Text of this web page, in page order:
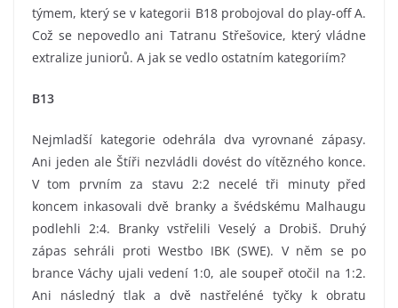
týmem, který se v kategorii B18 probojoval do play-off A.
Což se nepovedlo ani Tatranu Střešovice, který vládne
extralize juniorů. A jak se vedlo ostatním kategoriím?
B13
Nejmladší kategorie odehrála dva vyrovnané zápasy.
Ani jeden ale Štíři nezvládli dovést do vítězného konce.
V tom prvním za stavu 2:2 necelé tři minuty před
koncem inkasovali dvě branky a švédskému Malhaugu
podlehli 2:4. Branky vstřelili Veselý a Drobiš. Druhý
zápas sehráli proti Westbo IBK (SWE). V něm se po
brance Váchy ujali vedení 1:0, ale soupeř otočil na 1:2.
Ani následný tlak a dvě nastřeléné tyčky k obratu